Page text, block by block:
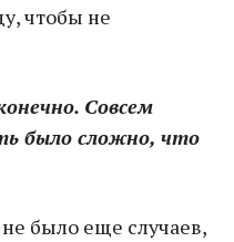
чтобы не
Совсем
было сложно, что
было еще случаев,